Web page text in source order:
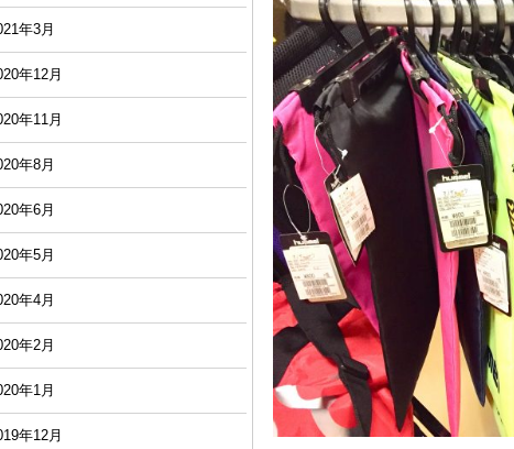
年3月
年12月
年11月
年8月
年6月
年5月
年4月
年2月
年1月
年12月